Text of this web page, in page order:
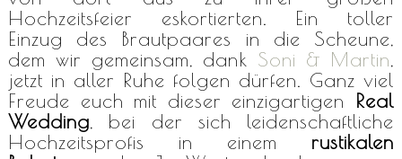
Hochzeitsfeier eskortierten. Ein toller
Einzug des Brautpaares in die Scheune,
dem wir gemeinsam, dank Soni & Martin,
jetzt in aller Ruhe folgen dürfen. Ganz viel
Freude euch mit dieser einzigartigen Real
Wedding, bei der sich leidenschaftliche
Hochzeitsprofis in einem rustikalen